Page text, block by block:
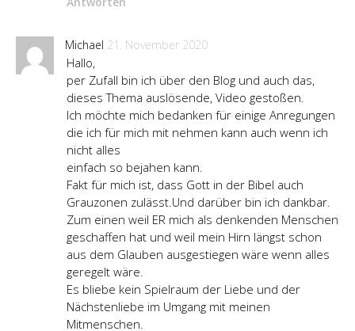
Michael 21. November 2020
Hallo,
per Zufall bin ich über den Blog und auch das,
dieses Thema auslösende, Video gestoßen.
Ich möchte mich bedanken für einige Anregungen
die ich für mich mit nehmen kann auch wenn ich
nicht alles
einfach so bejahen kann.
Fakt für mich ist, dass Gott in der Bibel auch
Grauzonen zulässt.Und darüber bin ich dankbar.
Zum einen weil ER mich als denkenden Menschen
geschaffen hat und weil mein Hirn längst schon
aus dem Glauben ausgestiegen wäre wenn alles
geregelt wäre.
Es bliebe kein Spielraum der Liebe und der
Nächstenliebe im Umgang mit meinen
Mitmenschen.